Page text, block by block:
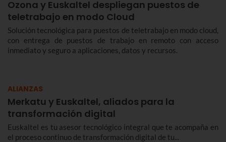
Ozona y Euskaltel despliegan puestos de
teletrabajo en modo Cloud
Solución tecnológica para puestos de teletrabajo en modo cloud,
con entrega de puestos de trabajo en remoto con acceso
inmediato y seguro a aplicaciones, datos y recursos.
ALIANZAS
Merkatu y Euskaltel, aliados para la
transformación digital
Euskaltel es tu asesor tecnológico integral que te acompaña en
el proceso continuo de transformación digital de tu...